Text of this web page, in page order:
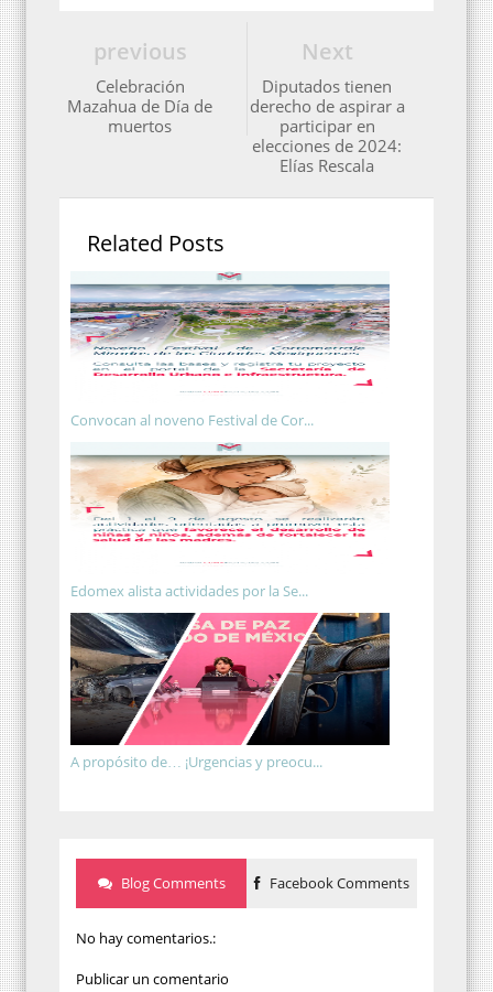
Next
Diputados tienen
derecho de aspirar a
participar en
elecciones de 2024:
Elías Rescala
previous
Celebración
Mazahua de Día de
muertos
Related Posts
Convocan al noveno Festival de Cor...
Edomex alista actividades por la Se...
A propósito de… ¡Urgencias y preocu...
Blog Comments Facebook Comments
No hay comentarios.:
Publicar un comentario